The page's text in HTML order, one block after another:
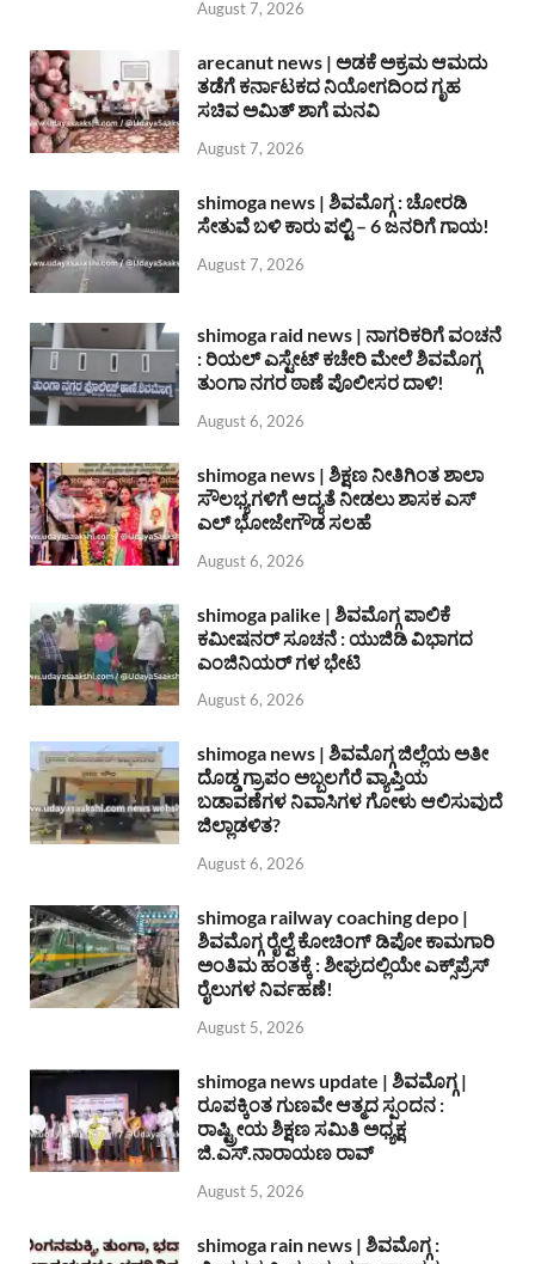
August 7, 2026
arecanut news | ಅಡಕೆ ಅಕ್ರಮ ಆಮದು
ತಡೆಗೆ ಕರ್ನಾಟಕದ ನಿಯೋಗದಿಂದ ಗೃಹ
ಸಚಿವ ಅಮಿತ್ ಶಾಗೆ ಮನವಿ
August 7, 2026
shimoga news | ಶಿವಮೊಗ್ಗ : ಚೋರಡಿ
ಸೇತುವೆ ಬಳಿ ಕಾರು ಪಲ್ಟಿ – 6 ಜನರಿಗೆ ಗಾಯ!
August 7, 2026
shimoga raid news | ನಾಗರಿಕರಿಗೆ ವಂಚನೆ
: ರಿಯಲ್ ಎಸ್ಟೇಟ್ ಕಚೇರಿ ಮೇಲೆ ಶಿವಮೊಗ್ಗ
ತುಂಗಾ ನಗರ ಠಾಣೆ ಪೊಲೀಸರ ದಾಳಿ!
August 6, 2026
shimoga news | ಶಿಕ್ಷಣ ನೀತಿಗಿಂತ ಶಾಲಾ
ಸೌಲಭ್ಯಗಳಿಗೆ ಆದ್ಯತೆ ನೀಡಲು ಶಾಸಕ ಎಸ್
ಎಲ್ ಭೋಜೇಗೌಡ ಸಲಹೆ
August 6, 2026
shimoga palike | ಶಿವಮೊಗ್ಗ ಪಾಲಿಕೆ
ಕಮೀಷನರ್ ಸೂಚನೆ : ಯುಜಿಡಿ ವಿಭಾಗದ
ಎಂಜಿನಿಯರ್ ಗಳ ಭೇಟಿ
August 6, 2026
shimoga news | ಶಿವಮೊಗ್ಗ ಜಿಲ್ಲೆಯ ಅತೀ
ದೊಡ್ಡ ಗ್ರಾಪಂ ಅಬ್ಬಲಗೆರೆ ವ್ಯಾಪ್ತಿಯ
ಬಡಾವಣೆಗಳ ನಿವಾಸಿಗಳ ಗೋಳು ಆಲಿಸುವುದೆ
ಜಿಲ್ಲಾಡಳಿತ?
August 6, 2026
shimoga railway coaching depo |
ಶಿವಮೊಗ್ಗ ರೈಲ್ವೆ ಕೋಚಿಂಗ್ ಡಿಪೋ ಕಾಮಗಾರಿ
ಅಂತಿಮ ಹಂತಕ್ಕೆ : ಶೀಘ್ರದಲ್ಲಿಯೇ ಎಕ್ಸ್‌ಪ್ರೆಸ್
ರೈಲುಗಳ ನಿರ್ವಹಣೆ!
August 5, 2026
shimoga news update | ಶಿವಮೊಗ್ಗ |
ರೂಪಕ್ಕಿಂತ ಗುಣವೇ ಆತ್ಮದ ಸ್ಪಂದನ :
ರಾಷ್ಟ್ರೀಯ ಶಿಕ್ಷಣ ಸಮಿತಿ ಅಧ್ಯಕ್ಷ
ಜಿ.ಎಸ್.ನಾರಾಯಣ ರಾವ್
August 5, 2026
shimoga rain news | ಶಿವಮೊಗ್ಗ :